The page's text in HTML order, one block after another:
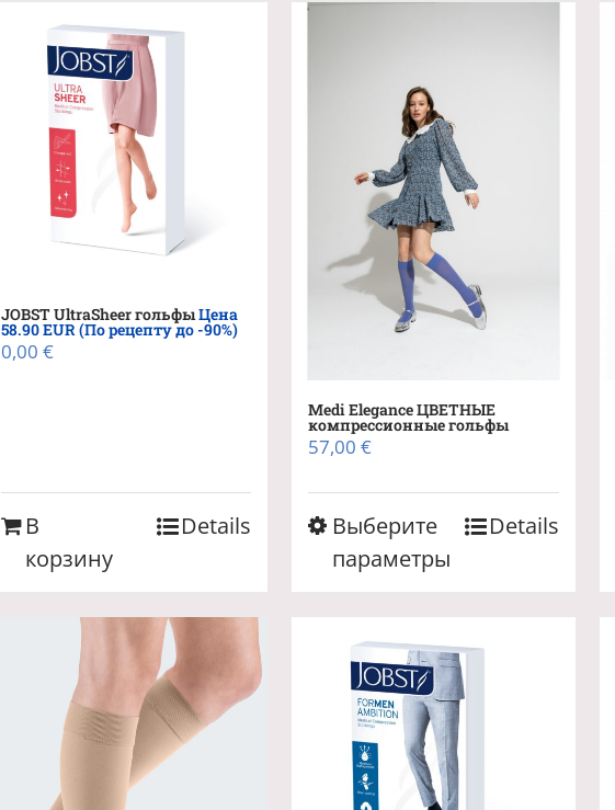
JOBST UltraSheer гольфыЦена
58.90 EUR (По рецепту до -90%)
0,00€
В
корзину
Details
Medi Elegance ЦВЕТНЫЕ
компрессионные гольфы
57,00€
Выберите
параметры
Этот
товар
Опции
можно
выбрать
на
странице
товара.
Details